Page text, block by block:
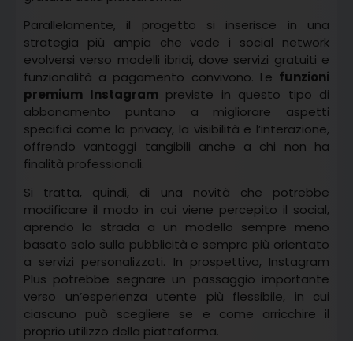
Parallelamente, il progetto si inserisce in una
strategia più ampia che vede i social network
evolversi verso modelli ibridi, dove servizi gratuiti e
funzionalità a pagamento convivono. Le funzioni
premium Instagrampreviste in questo tipo di
abbonamento puntano a migliorare aspetti
specifici come la privacy, la visibilità e l’interazione,
offrendo vantaggi tangibili anche a chi non ha
finalità professionali.
Si tratta, quindi, di una novità che potrebbe
modificare il modo in cui viene percepito il social,
aprendo la strada a un modello sempre meno
basato solo sulla pubblicità e sempre più orientato
a servizi personalizzati. In prospettiva, Instagram
Plus potrebbe segnare un passaggio importante
verso un’esperienza utente più flessibile, in cui
ciascuno può scegliere se e come arricchire il
proprio utilizzo della piattaforma.